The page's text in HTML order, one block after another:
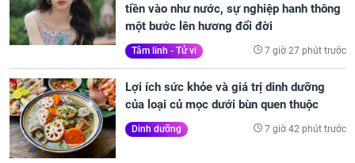
tiền vào như nước, sự nghiệp hanh thông
một bước lên hương đổi đời
Tâm linh - Tử vi 7 giờ 27 phút trước
Lợi ích sức khỏe và giá trị dinh dưỡng
của loại củ mọc dưới bùn quen thuộc
Dinh dưỡng 7 giờ 42 phút trước